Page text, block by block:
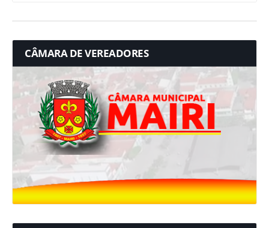
CÂMARA DE VEREADORES